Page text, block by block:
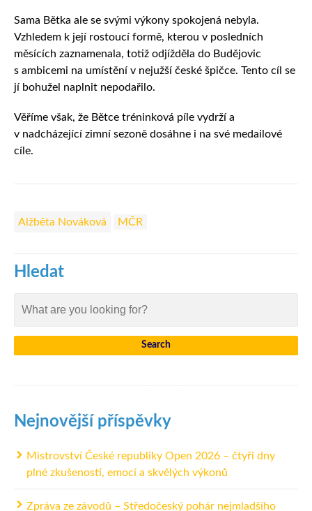
Sama Bětka ale se svými výkony spokojená nebyla.
Vzhledem k její rostoucí formě, kterou v posledních
měsících zaznamenala, totiž odjížděla do Budějovic
s ambicemi na umístění v nejužší české špičce. Tento cíl se
jí bohužel naplnit nepodařilo.
Věříme však, že Bětce tréninková píle vydrží a
v nadcházející zimní sezoně dosáhne i na své medailové
cíle.
Alžběta Nováková MČR
Hledat
Nejnovější příspěvky
Mistrovství České republiky Open 2026 – čtyři dny
plné zkušeností, emocí a skvělých výkonů
Zpráva ze závodů – Středočeský pohár nejmladšího